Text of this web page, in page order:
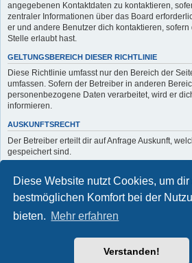
Diese Website nutzt Cookies, um dir
bestmöglichen Komfort bei der
bieten. Mehr erfahren
Verstanden!
angegebenen Kontaktdaten zu kontaktieren,
zentraler Informationen über das Board
er und andere Benutzer dich kontaktieren,
Stelle erlaubt hast.
GELTUNGSBEREICH DIESER RICHTLINIE
Diese Richtlinie umfasst nur den Bereich der
umfassen. Sofern der Betreiber in anderen
personenbezogene Daten verarbeitet, wird er
informieren.
AUSKUNFTSRECHT
Der Betreiber erteilt dir auf Anfrage Auskunft,
gespeichert sind.
Du kannst jederzeit die Löschung bzw. Sperrung
Kontaktiere hierzu bitte den Betreiber.
Zurück zur Anmeldemaske